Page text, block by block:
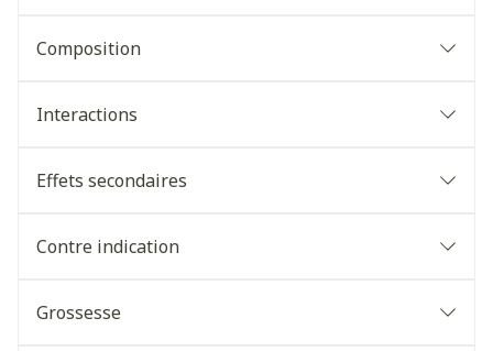
Composition
Interactions
Effets secondaires
Contre indication
Grossesse